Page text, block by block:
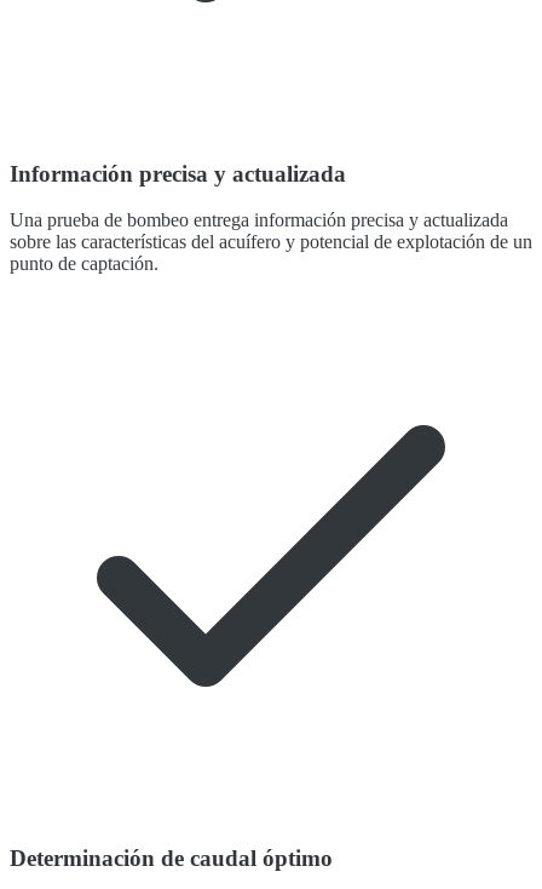
Información precisa y actualizada
Una prueba de bombeo entrega información precisa y actualizada
sobre las características del acuífero y potencial de explotación de un
punto de captación.
Determinación de caudal óptimo